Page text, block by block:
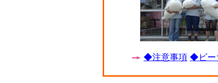
◆注意事項 ◆ビー